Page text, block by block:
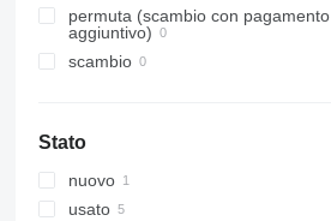
permuta (scambio con pagamento
aggiuntivo)
scambio
Stato
nuovo
usato